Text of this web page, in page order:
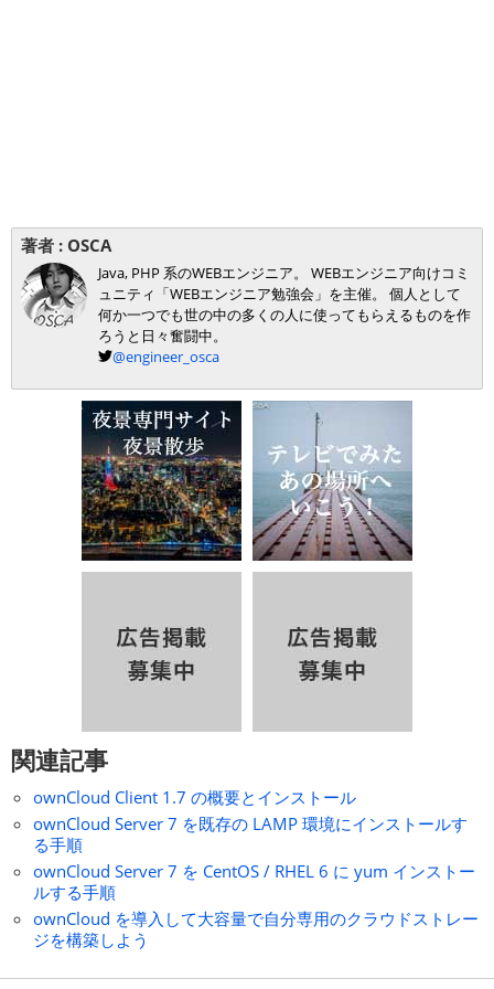
著者 : OSCA
Java, PHP 系のWEBエンジニア。 WEBエンジニア向けコミ
ュニティ「WEBエンジニア勉強会」を主催。 個人として
何か一つでも世の中の多くの人に使ってもらえるものを作
ろうと日々奮闘中。
@engineer_osca
関連記事
ownCloud Client 1.7 の概要とインストール
ownCloud Server 7 を既存の LAMP 環境にインストールす
る手順
ownCloud Server 7 を CentOS / RHEL 6 に yum インストー
ルする手順
ownCloud を導入して大容量で自分専用のクラウドストレー
ジを構築しよう